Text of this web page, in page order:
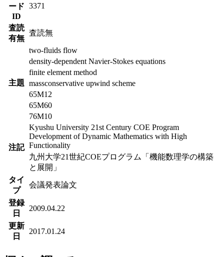
ード
ID
3371
査読
有無
査読無
主題
two-fluids flow
density-dependent Navier-Stokes equations
finite element method
massconservative upwind scheme
65M12
65M60
76M10
注記
Kyushu University 21st Century COE Program
Development of Dynamic Mathematics with High
Functionality
九州大学21世紀COEプログラム「機能数理学の構築
と展開」
タイ
プ
会議発表論文
登録
日
2009.04.22
更新
日
2017.01.24